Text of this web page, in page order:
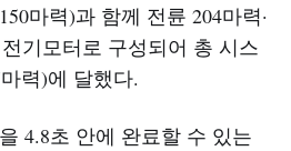
마력)과 함께 전륜 204마력·
기모터로 구성되어 총 시스
력)에 달했다.
4.8초 안에 완료할 수 있는